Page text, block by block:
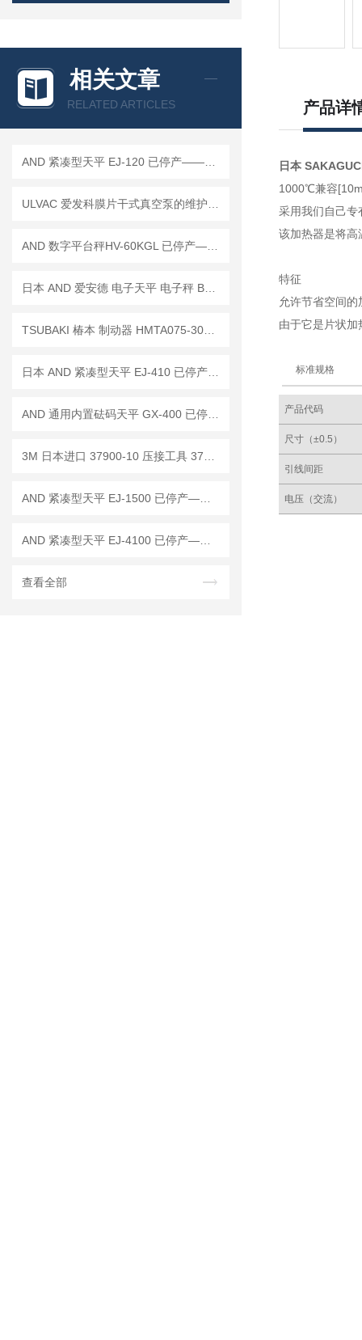
相关文章
RELATED ARTICLES
查看全部
产品详
日本
1000℃兼容
采用我们自己
该加热器是将高
特征
允许节省空间的
由于它是片状
标准规格
产品代码
尺寸（±0.5）
引线间距
电压（交流）